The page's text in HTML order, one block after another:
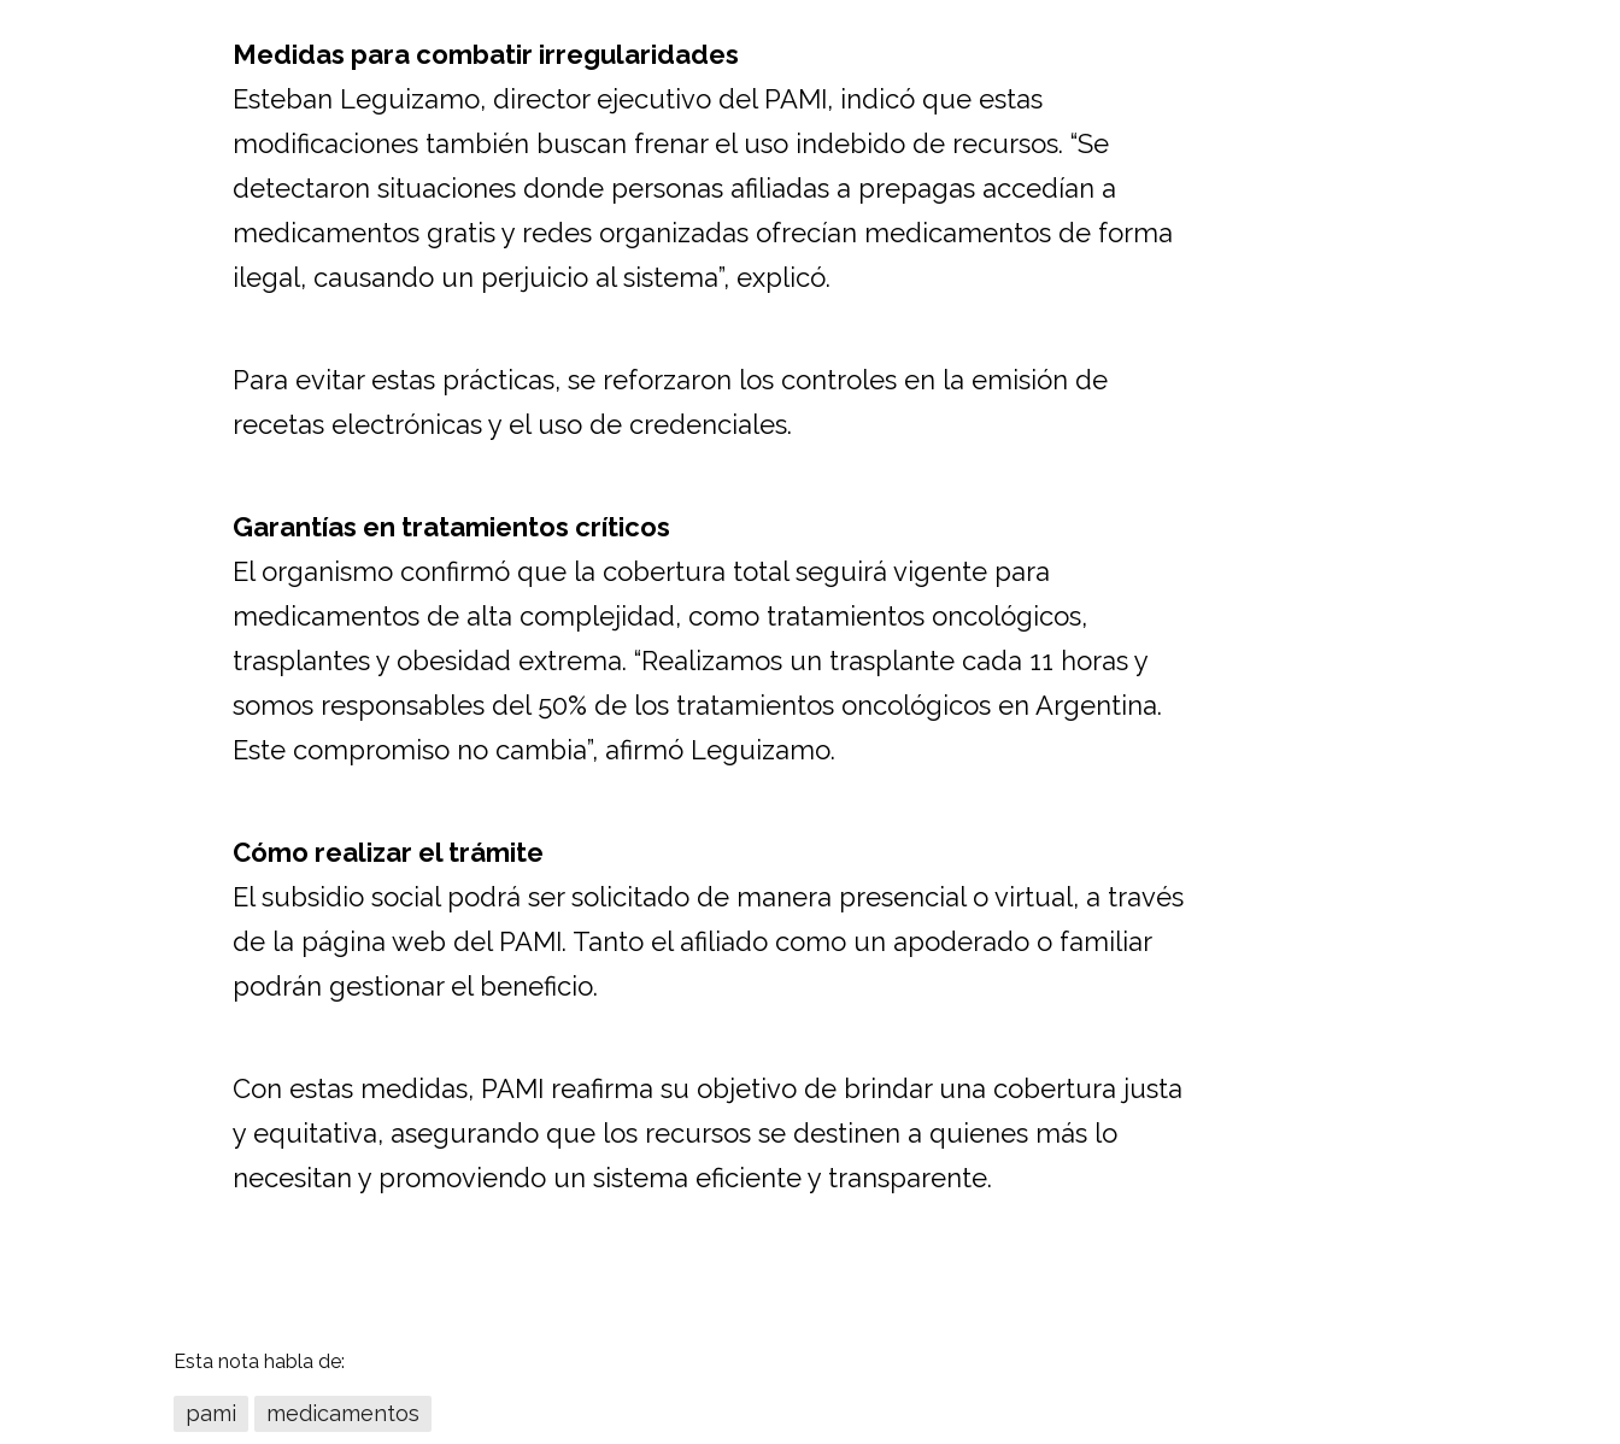
Medidas para combatir irregularidades
Esteban Leguizamo, director ejecutivo del PAMI, indicó que estas
modificaciones también buscan frenar el uso indebido de recursos. “Se
detectaron situaciones donde personas afiliadas a prepagas accedían a
medicamentos gratis y redes organizadas ofrecían medicamentos de forma
ilegal, causando un perjuicio al sistema”, explicó.
Para evitar estas prácticas, se reforzaron los controles en la emisión de
recetas electrónicas y el uso de credenciales.
Garantías en tratamientos críticos
El organismo confirmó que la cobertura total seguirá vigente para
medicamentos de alta complejidad, como tratamientos oncológicos,
trasplantes y obesidad extrema. “Realizamos un trasplante cada 11 horas y
somos responsables del 50% de los tratamientos oncológicos en Argentina.
Este compromiso no cambia”, afirmó Leguizamo.
Cómo realizar el trámite
El subsidio social podrá ser solicitado de manera presencial o virtual, a través
de la página web del PAMI. Tanto el afiliado como un apoderado o familiar
podrán gestionar el beneficio.
Con estas medidas, PAMI reafirma su objetivo de brindar una cobertura justa
y equitativa, asegurando que los recursos se destinen a quienes más lo
necesitan y promoviendo un sistema eficiente y transparente.
Esta nota habla de:
pami medicamentos